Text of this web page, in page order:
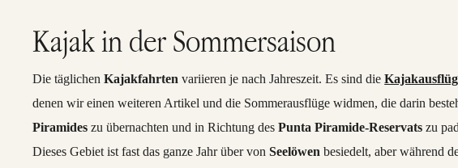
Kajak in der Sommersaison
Die täglichenKajakfahrten variieren je nach Jahreszeit. Es sind die
denen wir einen weiteren Artikel und die Sommerausflüge widmen, die darin
Piramides zu übernachten und in Richtung desPunta Piramide-Reservats zu
Dieses Gebiet ist fast das ganze Jahr über vonSeelöwen besiedelt, aber während